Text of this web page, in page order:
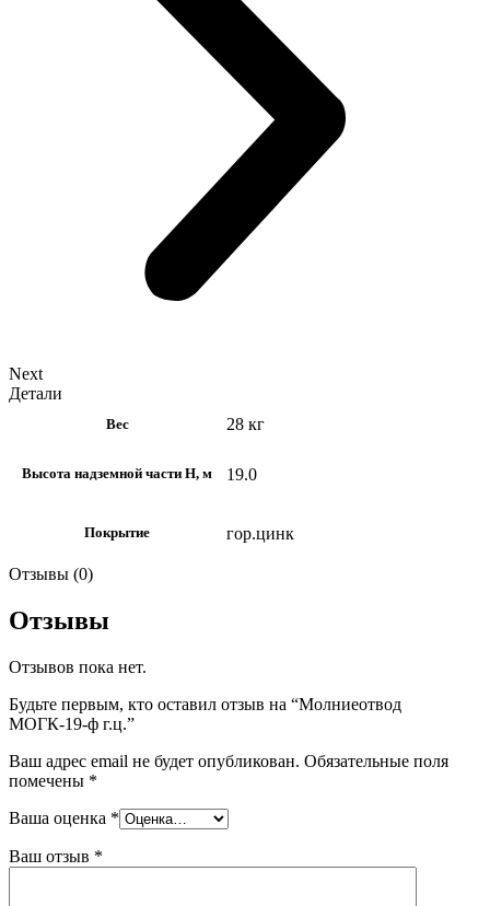
Next
Детали
Вес 28 кг
Высота надземной части H, м 19.0
Покрытие гор.цинк
Отзывы (0)
Отзывы
Отзывов пока нет.
Будьте первым, кто оставил отзыв на “Молниеотвод
МОГК-19-ф г.ц.”
Ваш адрес email не будет опубликован. Обязательные поля
помечены *
Ваша оценка *
Ваш отзыв *